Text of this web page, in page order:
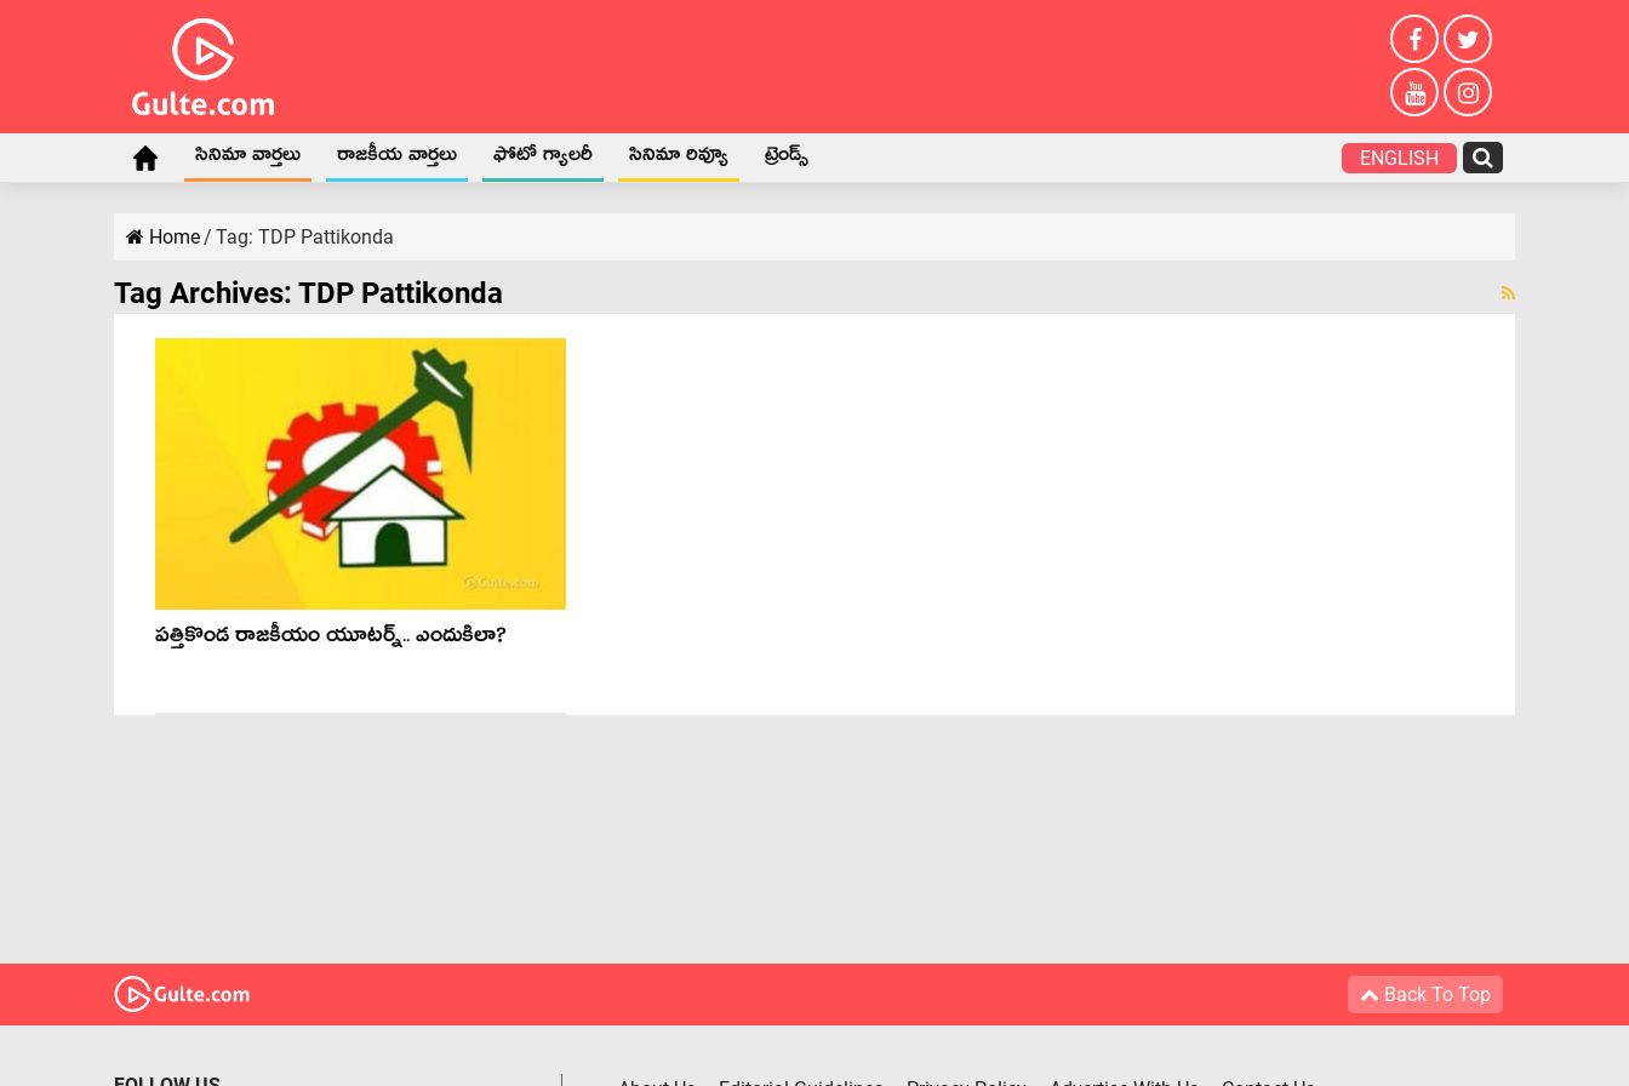
సినిమా వార్తలు రాజకీయ వార్తలు ఫోటో గ్యాలరీ సినిమా రివ్యూ ట్రెండ్స్ ENGLISH
Home/ Tag: TDP Pattikonda
Tag Archives: TDP Pattikonda
ప‌త్తికొండ రాజ‌కీయం యూట‌ర్న్‌.. ఎందుకిలా?
Back To Top